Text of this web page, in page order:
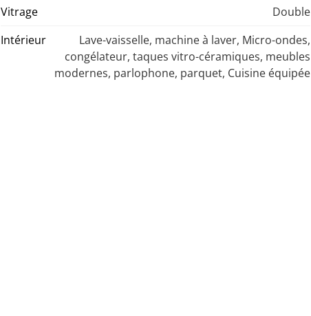
Vitrage
Double
Intérieur
Lave-vaisselle, machine à laver, Micro-ondes,
congélateur, taques vitro-céramiques, meubles
modernes, parlophone, parquet, Cuisine équipée